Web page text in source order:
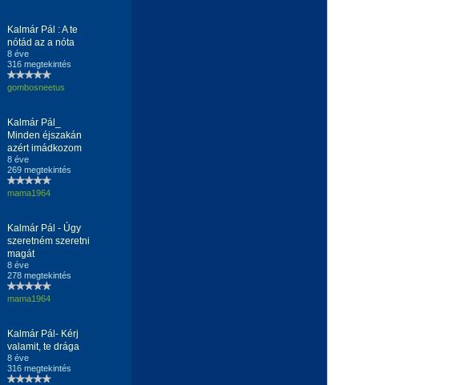
Kalmár Pál : A te
nótád az a nóta
8 éve
316 megtekintés
gombosneetus
Kalmár Pál_
Minden éjszakán
azért imádkozom
8 éve
269 megtekintés
mama1964
Kalmár Pál - Úgy
szeretném szeretni
magát
8 éve
278 megtekintés
mama1964
Kalmár Pál- Kérj
valamit, te drága
8 éve
316 megtekintés